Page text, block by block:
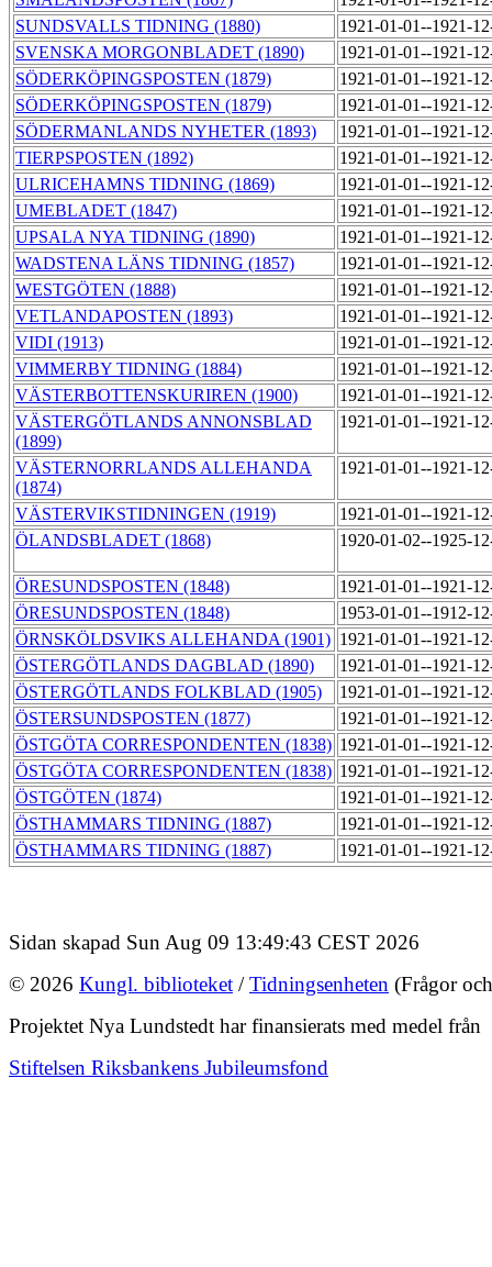
SUNDSVALLS TIDNING (1880)
1921-01-01--1921-
SVENSKA MORGONBLADET (1890)
1921-01-01--1921-
SÖDERKÖPINGSPOSTEN (1879)
1921-01-01--1921-
SÖDERKÖPINGSPOSTEN (1879)
1921-01-01--1921-
SÖDERMANLANDS NYHETER (1893)
1921-01-01--1921-
TIERPSPOSTEN (1892)
1921-01-01--1921-
ULRICEHAMNS TIDNING (1869)
1921-01-01--1921-
UMEBLADET (1847)
1921-01-01--1921-
UPSALA NYA TIDNING (1890)
1921-01-01--1921-
WADSTENA LÄNS TIDNING (1857)
1921-01-01--1921-
WESTGÖTEN (1888)
1921-01-01--1921-
VETLANDAPOSTEN (1893)
1921-01-01--1921-
VIDI (1913)
1921-01-01--1921-
VIMMERBY TIDNING (1884)
1921-01-01--1921-
VÄSTERBOTTENSKURIREN (1900)
1921-01-01--1921-
VÄSTERGÖTLANDS ANNONSBLAD
(1899)
1921-01-01--1921-
VÄSTERNORRLANDS ALLEHANDA
(1874)
1921-01-01--1921-
VÄSTERVIKSTIDNINGEN (1919)
1921-01-01--1921-
ÖLANDSBLADET (1868)
1920-01-02--1925-
ÖRESUNDSPOSTEN (1848)
1921-01-01--1921-
ÖRESUNDSPOSTEN (1848)
1953-01-01--1912-
ÖRNSKÖLDSVIKS ALLEHANDA (1901) 1921-01-01--1921-
ÖSTERGÖTLANDS DAGBLAD (1890)
1921-01-01--1921-
ÖSTERGÖTLANDS FOLKBLAD (1905)
1921-01-01--1921-
ÖSTERSUNDSPOSTEN (1877)
1921-01-01--1921-
ÖSTGÖTA CORRESPONDENTEN (1838) 1921-01-01--1921-
ÖSTGÖTA CORRESPONDENTEN (1838) 1921-01-01--1921-
ÖSTGÖTEN (1874)
1921-01-01--1921-
ÖSTHAMMARS TIDNING (1887)
1921-01-01--1921-
ÖSTHAMMARS TIDNING (1887)
1921-01-01--1921-
Sidan skapad Sun Aug 09 13:49:43 CEST 2026
© 2026 Kungl. biblioteket /Tidningsenheten (Frågor
Projektet Nya Lundstedt har finansierats med medel från
Stiftelsen Riksbankens Jubileumsfond